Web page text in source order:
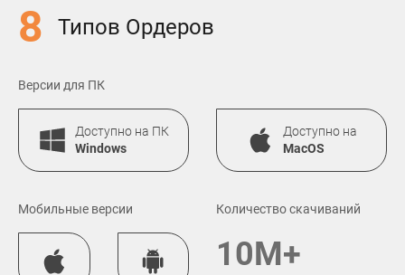
8 Типов Ордеров
Версии для ПК
Доступно на ПК
Windows
Доступно на
MacOS
Мобильные версии Количество скачиваний
10M+